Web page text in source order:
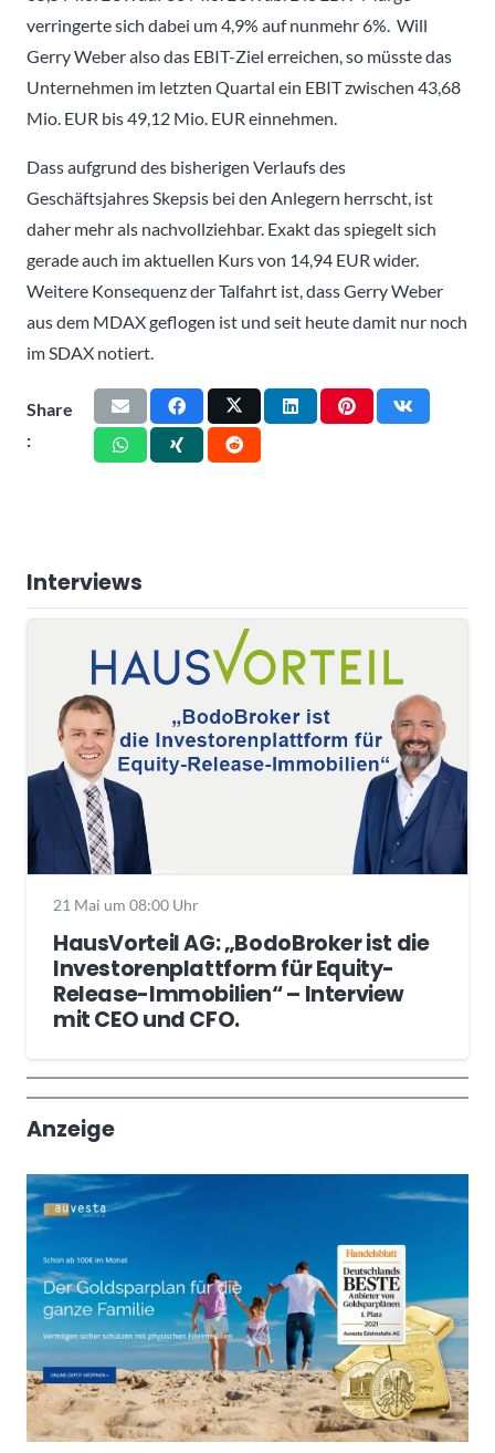
verringerte sich dabei um 4,9% auf nunmehr 6%. Will
Gerry Weber also das EBIT-Ziel erreichen, so müsste das
Unternehmen im letzten Quartal ein EBIT zwischen 43,68
Mio. EUR bis 49,12 Mio. EUR einnehmen.
Dass aufgrund des bisherigen Verlaufs des
Geschäftsjahres Skepsis bei den Anlegern herrscht, ist
daher mehr als nachvollziehbar. Exakt das spiegelt sich
gerade auch im aktuellen Kurs von 14,94 EUR wider.
Weitere Konsequenz der Talfahrt ist, dass Gerry Weber
aus dem MDAX geflogen ist und seit heute damit nur noch
im SDAX notiert.
Share
:
Interviews
21 Mai um 08:00 Uhr
HausVorteil AG: „BodoBroker ist die
Investorenplattform für Equity-
Release-Immobilien“ – Interview
mit CEO und CFO.
Wochenrückblick
Trendthemen
Anzeige